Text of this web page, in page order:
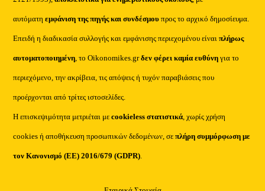
αυτόματηεμφάνιση της πηγής και συνδέσμου προς το αρχικό δημοσίευμα.
Επειδή η διαδικασία συλλογής και εμφάνισης περιεχομένου είναιπλήρως
αυτοματοποιημένη, το Oikonomikes.grδεν φέρει καμία ευθύνη για το
περιεχόμενο, την ακρίβεια, τις απόψεις ή τυχόν παραβιάσεις που
προέρχονται από τρίτες ιστοσελίδες.
Η επισκεψιμότητα μετριέται μεcookieless στατιστικά, χωρίς χρήση
cookies ή αποθήκευση προσωπικών δεδομένων, σεπλήρη συμμόρφωση με
τον Κανονισμό (ΕΕ) 2016/679 (GDPR).